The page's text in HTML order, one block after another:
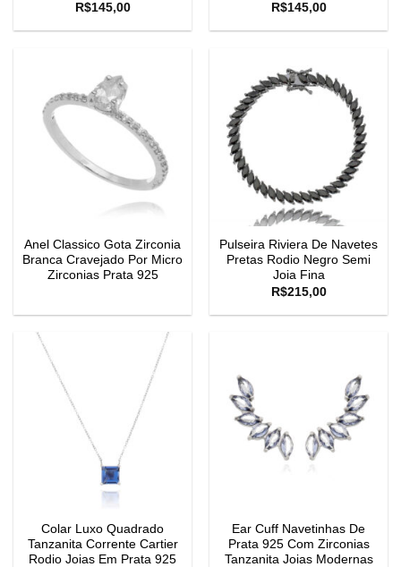
R$145,00
R$145,00
Anel Classico Gota Zirconia
Branca Cravejado Por Micro
Zirconias Prata 925
Pulseira Riviera De Navetes
Pretas Rodio Negro Semi
Joia Fina
R$215,00
Colar Luxo Quadrado
Tanzanita Corrente Cartier
Rodio Joias Em Prata 925
Ear Cuff Navetinhas De
Prata 925 Com Zirconias
Tanzanita Joias Modernas